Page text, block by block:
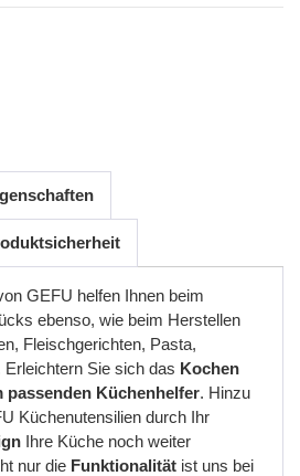
GEFU helfen Ihnen beim
ebenso, wie beim Herstellen
Fleischgerichten, Pasta,
Sie sich das Kochen
passenden Küchenhelfer. Hinzu
Küchenutensilien durch Ihr
Ihre Küche noch weiter
nur die Funktionalität ist uns bei